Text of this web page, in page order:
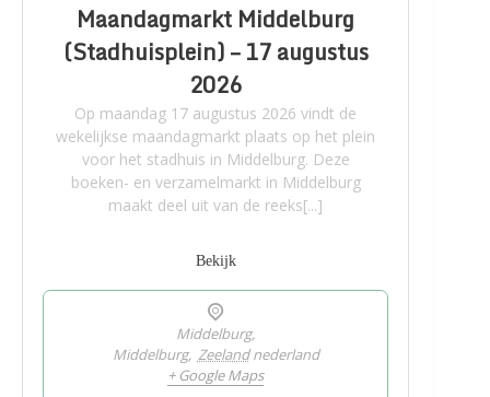
Maandagmarkt Middelburg
(Stadhuisplein) – 17 augustus
2026
Op maandag 17 augustus 2026 vindt de
wekelijkse maandagmarkt plaats op het plein
voor het stadhuis in Middelburg. Deze
boeken- en verzamelmarkt in Middelburg
maakt deel uit van de reeks[...]
Bekijk
Middelburg,
Middelburg, Zeeland nederland
+ Google Maps